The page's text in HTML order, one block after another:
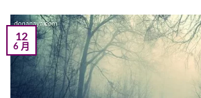
12
6 月